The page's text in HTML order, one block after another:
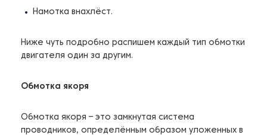
Намотка внахлёст.
Ниже чуть подробно распишем каждый тип обмотки
двигателя один за другим.
Обмотка якоря
Обмотка якоря – это замкнутая система
проводников, определённым образом уложенных в